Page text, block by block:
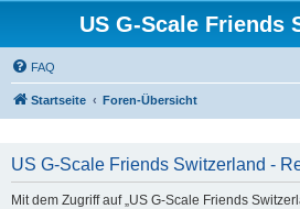
US G-Scale Friends
FAQ
Startseite Foren-Übersicht
US G-Scale Friends Switzerland -
Mit dem Zugriff auf „US G-Scale Friends